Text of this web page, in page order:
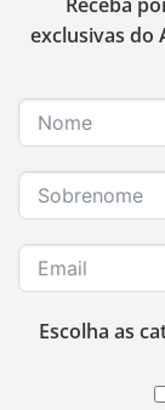
exclusivas do
Escolha as